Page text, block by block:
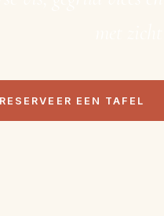
RESERVEER EEN TAFEL